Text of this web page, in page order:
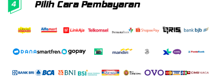
Pilih Cara Pembayaran